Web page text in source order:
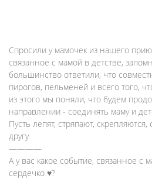
Спросили у мамочек из нашего
связанное с мамой в детстве,
большинство ответили, что
пирогов, пельменей и всего того,
из этого мы поняли, что будем
направлении - соединять маму и
Пусть лепят, стряпают,
другу.
————
А у вас какое событие, связанное с
сердечко ♥️?